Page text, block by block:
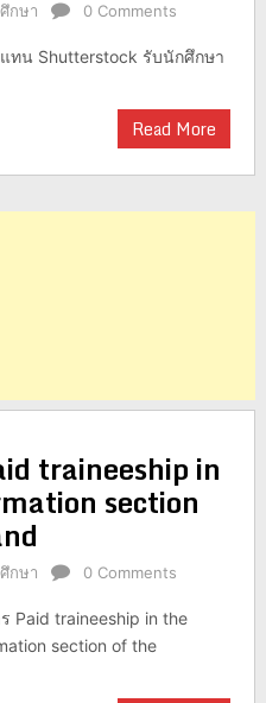
กษา 0 Comments
ทน Shutterstock รับนักศึกษา
Read More
traineeship in
section
กษา 0 Comments
Paid traineeship in the
section of the